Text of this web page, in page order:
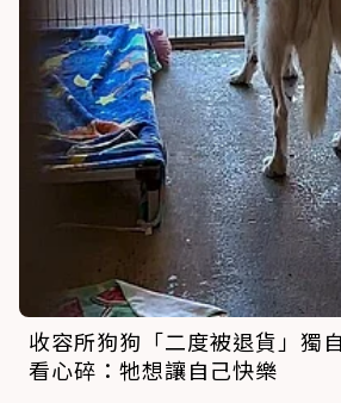
收容所狗狗「二度被退貨」獨
看心碎：牠想讓自己快樂